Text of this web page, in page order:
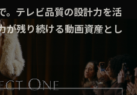
。テレビ品質の設計力を活
が残り続ける動画資産とし